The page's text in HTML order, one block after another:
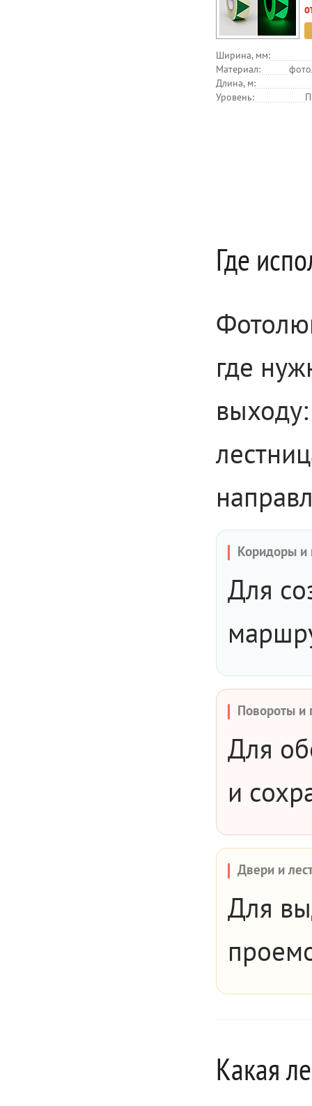
Ширина, мм:
Материал:
Длина, м:
Уровень:
Где
где
Коридоры и
Для
Повороты и
Для
и
Двери и
Для
Какая